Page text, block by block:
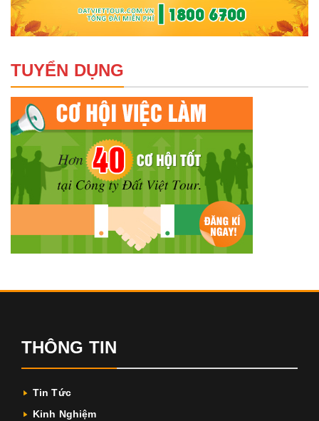
TUYỂN DỤNG
THÔNG TIN
Tin Tức
Kinh Nghiệm